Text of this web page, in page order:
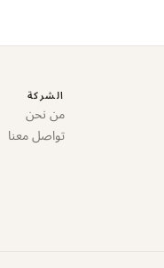
الشركة
من نحن
تواصل معنا